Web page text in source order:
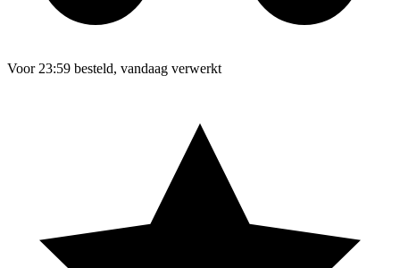
Voor 23:59 besteld, vandaag verwerkt